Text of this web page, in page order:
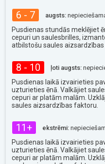
6 - 7 augsts:
Pusdienas stundās meklējiet
cepuri un saulesbrilles,
atbilstošu saules
8 - 10 ļoti augsts:
Pusdienas laikā izvairieties
uzturieties ēnā. Valkājiet
cepuri ar platām malām.
saules aizsardzības faktoru.
11+ ekstrēmi:
Pusdienas laikā izvairieties
uzturieties ēnā. Valkājiet
cepuri ar platām malām.